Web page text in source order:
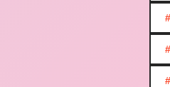
#
#
#